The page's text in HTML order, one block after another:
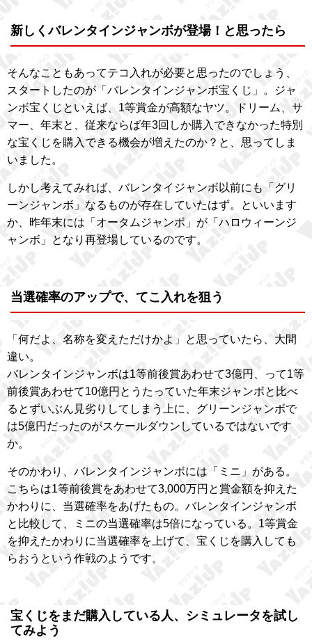
新しくバレンタインジャンボが登場！と思ったら
そんなこともあってテコ入れが必要と思ったのでしょう、
スタートしたのが「バレンタインジャンボ宝くじ」。ジャ
ンボ宝くじといえば、1等賞金が高額なヤツ。ドリーム、サ
マー、年末と、従来ならば年3回しか購入できなかった特別
な宝くじを購入できる機会が増えたのか？と、思ってしま
いました。
しかし考えてみれば、バレンタイジャンボ以前にも「グリ
ーンジャンボ」なるものが存在していたはず。といいます
か、昨年末には「オータムジャンボ」が「ハロウィーンジ
ャンボ」となり再登場しているのです。
当選確率のアップで、てこ入れを狙う
「何だよ、名称を変えただけかよ」と思っていたら、大間
違い。
バレンタインジャンボは1等前後賞あわせて3億円、って1等
前後賞あわせて10億円とうたっていた年末ジャンボと比べ
るとずいぶん見劣りしてしまう上に、グリーンジャンボで
は5億円だったのがスケールダウンしているではないです
か。
そのかわり、バレンタインジャンボには「ミニ」がある。
こちらは1等前後賞をあわせて3,000万円と賞金額を抑えた
かわりに、当選確率をあげたもの。バレンタインジャンボ
と比較して、ミニの当選確率は5倍になっている。1等賞金
を抑えたかわりに当選確率を上げて、宝くじを購入しても
らおうという作戦のようです。
宝くじをまだ購入している人、シミュレータを試し
てみよう